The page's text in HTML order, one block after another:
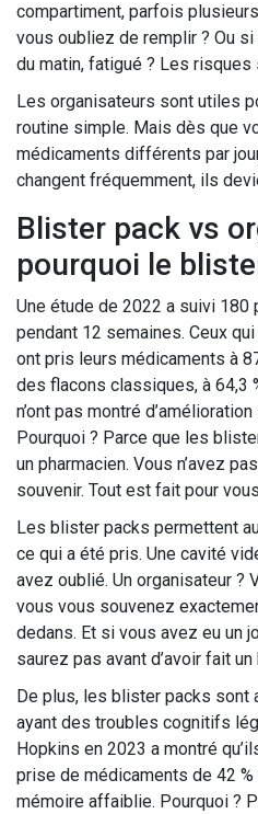
compartiment, parfois
vous oubliez de remplir ? Ou
du matin, fatigué ? Les risques
Les organisateurs sont utiles
routine simple. Mais dès que
médicaments différents par
changent fréquemment, ils
Blister pack vs
pourquoi le
Une étude de 2022 a suivi 180
pendant 12 semaines. Ceux
ont pris leurs médicaments à
des flacons classiques, à 64,3
n’ont pas montré
Pourquoi ? Parce que les
un pharmacien. Vous n’avez
souvenir. Tout est fait pour
Les blister packs permettent
ce qui a été pris. Une cavité
avez oublié. Un organisateur ?
vous vous souvenez
dedans. Et si vous avez eu un
saurez pas avant d’avoir fait
De plus, les blister packs sont
ayant des troubles cognitifs
Hopkins en 2023 a montré
prise de médicaments de 42
mémoire affaiblie. Pourquoi ?